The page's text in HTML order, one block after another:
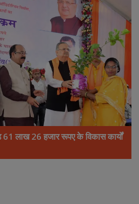
61 लाख 26 हजार रूपए के विकास कार्यों